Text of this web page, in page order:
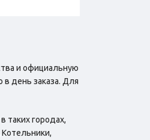
и официальную
день заказа. Для
таких городах,